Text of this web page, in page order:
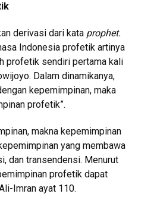
derivasi dari kata prophet.
Indonesia profetik artinya
profetik sendiri pertama kali
Dalam dinamikanya,
kepemimpinan, maka
profetik”.
makna kepemimpinan
yang membawa
dan transendensi. Menurut
profetik dapat
Imran ayat 110.